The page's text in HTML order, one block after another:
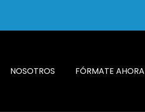
NOSOTROS FÓRMATE AHORA